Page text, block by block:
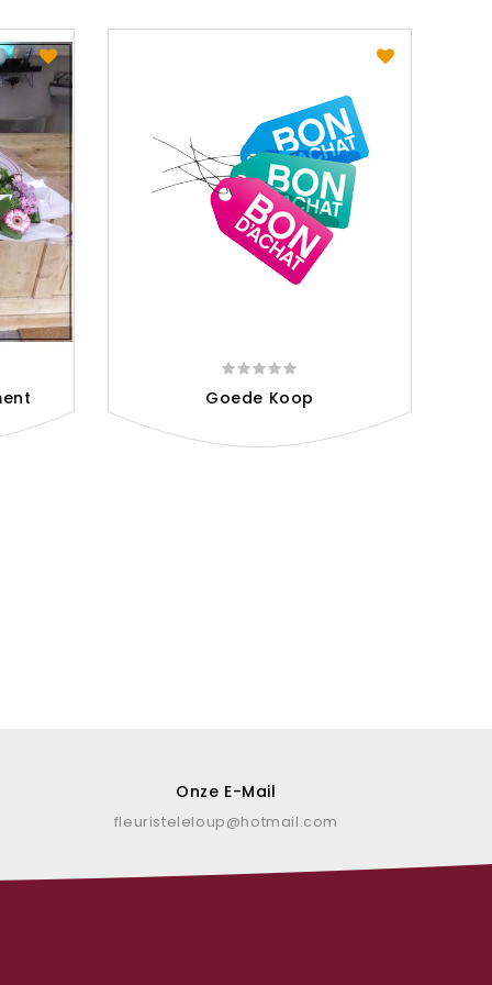
Goede Koop
Onze E-Mail
fleuristeleloup@hotmail.com